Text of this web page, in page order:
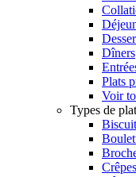
Dîners
Plats
Voir
Types de
Crêpes